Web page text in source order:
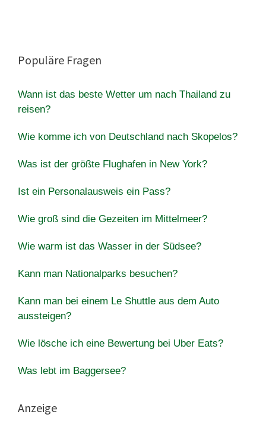
Populäre Fragen
Wann ist das beste Wetter um nach Thailand zu
reisen?
Wie komme ich von Deutschland nach Skopelos?
Was ist der größte Flughafen in New York?
Ist ein Personalausweis ein Pass?
Wie groß sind die Gezeiten im Mittelmeer?
Wie warm ist das Wasser in der Südsee?
Kann man Nationalparks besuchen?
Kann man bei einem Le Shuttle aus dem Auto
aussteigen?
Wie lösche ich eine Bewertung bei Uber Eats?
Was lebt im Baggersee?
Anzeige